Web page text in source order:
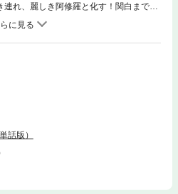
れ、麗しき阿修羅と化す！関白までの
の疑いをかけられ大坂城へと出向いた六
だったが…？
話版）